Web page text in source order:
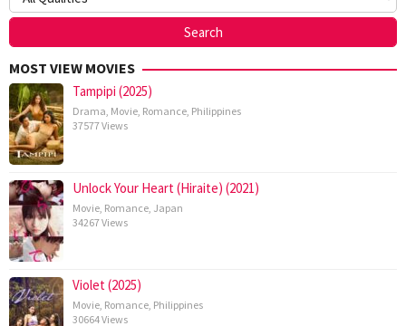
MOST VIEW MOVIES
Tampipi (2025)
Drama Movie Romance Philippines
37577 Views
Unlock Your Heart (Hiraite) (2021)
Movie Romance Japan
34267 Views
Violet (2025)
Movie Romance Philippines
30664 Views